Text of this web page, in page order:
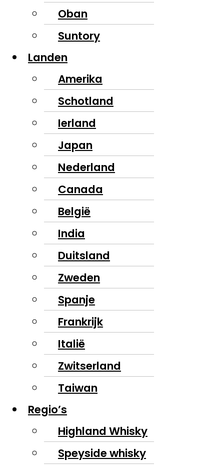
Oban
Suntory
Landen
Amerika
Schotland
Ierland
Japan
Nederland
Canada
België
India
Duitsland
Zweden
Spanje
Frankrijk
Italië
Zwitserland
Taiwan
Regio’s
Highland Whisky
Speyside whisky